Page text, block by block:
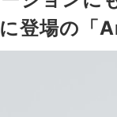
登場の 「